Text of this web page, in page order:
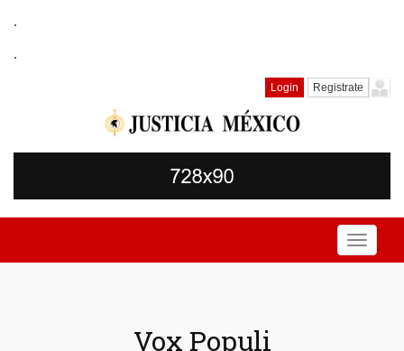
.
.
Login Registrate
Toggle
Vox Populi